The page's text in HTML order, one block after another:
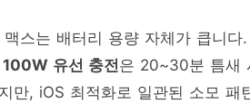
스는 배터리 용량 자체가 큽니다.
100W 유선 충전은 20~30분 틈새
만, iOS 최적화로 일관된 소모